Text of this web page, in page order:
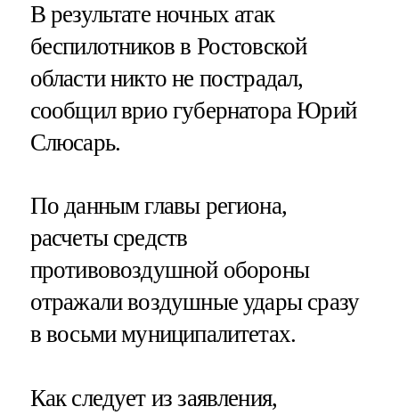
В результате ночных атак
беспилотников в Ростовской
области никто не пострадал,
сообщил врио губернатора Юрий
Слюсарь.
По данным главы региона,
расчеты средств
противовоздушной обороны
отражали воздушные удары сразу
в восьми муниципалитетах.
Как следует из заявления,